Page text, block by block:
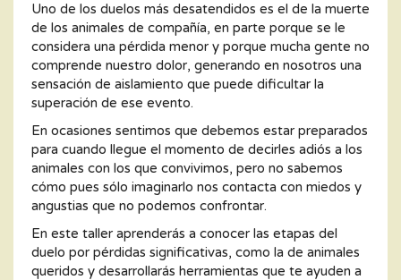
Uno de los duelos más desatendidos es el de la muerte
de los animales de compañía, en parte porque se le
considera una pérdida menor y porque mucha gente no
comprende nuestro dolor, generando en nosotros una
sensación de aislamiento que puede dificultar la
superación de ese evento.
En ocasiones sentimos que debemos estar preparados
para cuando llegue el momento de decirles adiós a los
animales con los que convivimos, pero no sabemos
cómo pues sólo imaginarlo nos contacta con miedos y
angustias que no podemos confrontar.
En este taller aprenderás a conocer las etapas del
duelo por pérdidas significativas, como la de animales
queridos y desarrollarás herramientas que te ayuden a